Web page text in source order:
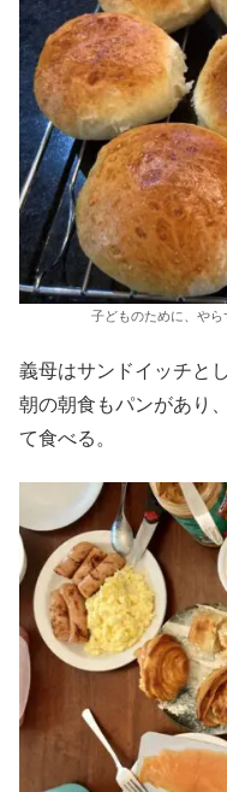
子どものために、や
義母はサンドイッチと
朝の朝食もパンがあり
て食べる。